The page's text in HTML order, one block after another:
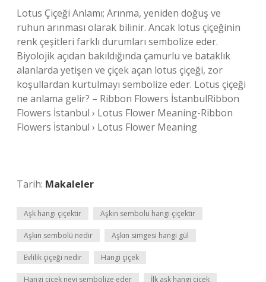
Lotus Çiçeği Anlamı; Arınma, yeniden doğuş ve
ruhun arınması olarak bilinir. Ancak lotus çiçeğinin
renk çeşitleri farklı durumları sembolize eder.
Biyolojik açıdan bakıldığında çamurlu ve bataklık
alanlarda yetişen ve çiçek açan lotus çiçeği, zor
koşullardan kurtulmayı sembolize eder. Lotus çiçeği
ne anlama gelir? – Ribbon Flowers İstanbulRibbon
Flowers İstanbul › Lotus Flower Meaning-Ribbon
Flowers İstanbul › Lotus Flower Meaning
Tarih: Makaleler
Aşk hangi çiçektir Aşkın sembolü hangi çiçektir
Aşkın sembolü nedir Aşkın simgesi hangi gül
Evlilik çiçeği nedir Hangi çiçek
Hangi çiçek neyi sembolize eder İlk aşk hangi çiçek